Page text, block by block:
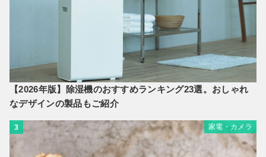
【2026年版】除湿機のおすすめランキング23選。おしゃれ
なデザインの製品もご紹介
3 家電・カメラ